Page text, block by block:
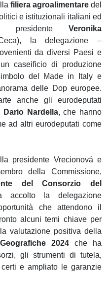
filiera agroalimentare del
e istituzionali italiani ed
presidente Veronika
la delegazione –
da diversi Paesi e
caseificio di produzione
del Made in Italy e
delle Dop europee.
anche gli eurodeputati
Dario Nardella, che hanno
ad altri eurodeputati come
presidente Vrecionová e
della Commissione,
del Consorzio del
accolto la delegazione
che attendono il
alcuni temi chiave per
valutazione positiva della
2024che ha
gli strumenti di tutela,
e ampliato le garanzie